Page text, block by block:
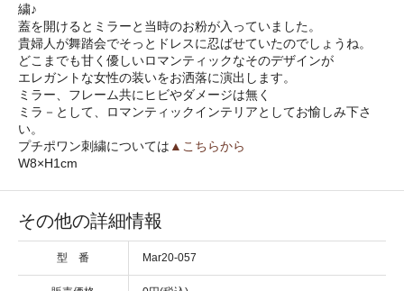
繍♪
蓋を開けるとミラーと当時のお粉が入っていました。
貴婦人が舞踏会でそっとドレスに忍ばせていたのでしょうね。
どこまでも甘く優しいロマンティックなそのデザインが
エレガントな女性の装いをお洒落に演出します。
ミラー、フレーム共にヒビやダメージは無く
ミラ－として、ロマンティックインテリアとしてお愉しみ下さ
い。
プチポワン刺繍については ▲こちらから
W8×H1cm
その他の詳細情報
型 番 Mar20-057